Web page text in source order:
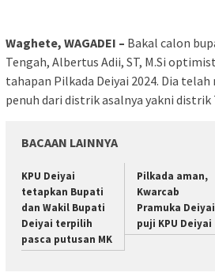
Waghete, WAGADEI – Bakal calon
Tengah, Albertus Adii, ST, M.Si
tahapan Pilkada Deiyai 2024. Dia
penuh dari distrik asalnya yakni distrik
BACAAN LAINNYA
KPU Deiyai
tetapkan Bupati
dan Wakil Bupati
Deiyai terpilih
pasca putusan MK
Pilkada aman,
Kwarcab
Pramuka Deiyai
puji KPU Deiyai